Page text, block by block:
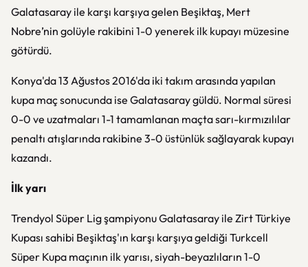
Galatasaray ile karşı karşıya gelen Beşiktaş, Mert
Nobre’nin golüyle rakibini 1-0 yenerek ilk kupayı müzesine
götürdü.
Konya'da 13 Ağustos 2016'da iki takım arasında yapılan
kupa maç sonucunda ise Galatasaray güldü. Normal süresi
0-0 ve uzatmaları 1-1 tamamlanan maçta sarı-kırmızılılar
penaltı atışlarında rakibine 3-0 üstünlük sağlayarak kupayı
kazandı.
İlk yarı
Trendyol Süper Lig şampiyonu Galatasaray ile Zirt Türkiye
Kupası sahibi Beşiktaş'ın karşı karşıya geldiği Turkcell
Süper Kupa maçının ilk yarısı, siyah-beyazlıların 1-0